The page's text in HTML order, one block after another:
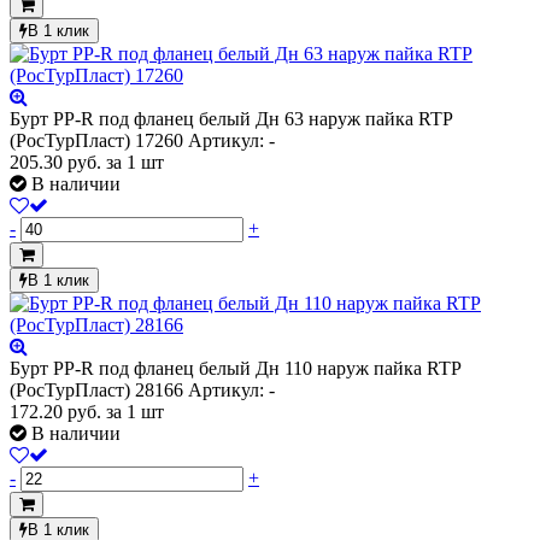
В 1 клик
Бурт PP-R под фланец белый Дн 63 наруж пайка RTP
(РосТурПласт) 17260 Артикул: -
205.30 руб. за 1 шт
В наличии
- +
В 1 клик
Бурт PP-R под фланец белый Дн 110 наруж пайка RTP
(РосТурПласт) 28166 Артикул: -
172.20 руб. за 1 шт
В наличии
- +
В 1 клик